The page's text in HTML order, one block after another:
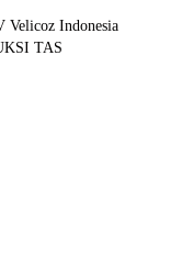
Velicoz Indonesia
TAS